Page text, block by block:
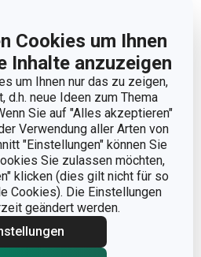
Cookies um Ihnen
Inhalte anzuzeigen
um Ihnen nur das zu zeigen,
d.h. neue Ideen zum Thema
Sie auf "Alles akzeptieren"
Verwendung aller Arten von
"Einstellungen" können Sie
Sie zulassen möchten,
klicken (dies gilt nicht für so
Cookies). Die Einstellungen
geändert werden.
anzeigen